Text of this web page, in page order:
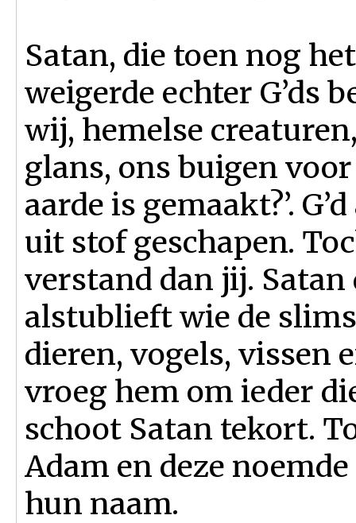
Satan, die toen nog
weigerde echter G’ds
wij, hemelse
glans, ons buigen
aarde is gemaakt?’.
uit stof geschapen.
verstand dan jij. Satan
alstublieft wie de
dieren, vogels, vissen
vroeg hem om ieder
schoot Satan tekort.
Adam en deze
hun naam.